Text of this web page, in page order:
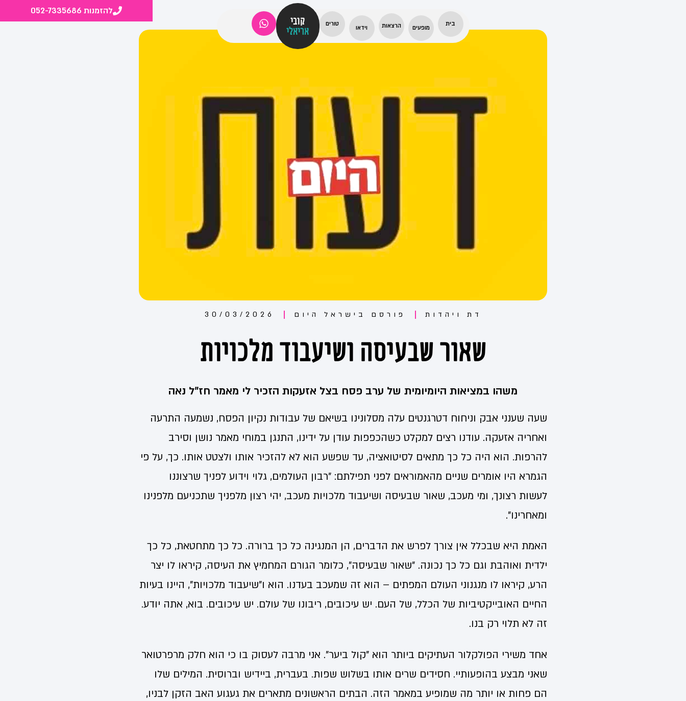
בית
מופעים הרצאות וידאו
טורים
קובי
אריאלי
להזמנות 052-7335686
דת ויהדות פורסם ב ישראל היום 30/03/2026
שאור שבעיסה ושיעבוד מלכויות
משהו במציאות היומיומית של ערב פסח בצל אזעקות הזכיר לי מאמר חז"ל נאה
שעה שענני אבק וניחוח דטרגנטים עלה מסלונינו בשיאם של עבודות נקיון הפסח, נשמעה התרעה
ואחריה אזעקה. עודנו רצים למקלט כשהכפפות עודן על ידינו, התנגן במוחי מאמר נושן וסירב
להרפות. הוא היה כל כך מתאים לסיטואציה, עד שפשע הוא לא להזכיר אותו ולצטט אותו. כך, על פי
הגמרא היו אומרים שניים מהאמוראים לפני תפילתם: "רבון העולמים, גלוי וידוע לפניך שרצוננו
לעשות רצונך, ומי מעכב, שאור שבעיסה ושיעבוד מלכויות מעכב, יהי רצון מלפניך שתכניעם מלפנינו
ומאחרינו".
האמת היא שבכלל אין צורך לפרש את הדברים, הן המנגינה כל כך ברורה. כל כך מתחטאת, כל כך
ילדית ואוהבת וגם כל כך נכונה. "שאור שבעיסה", כלומר הגורם המחמיץ את העיסה, קיראו לו יצר
הרע, קיראו לו מנגנוני העולם המפתים – הוא זה שמעכב בעדנו. הוא ו"שיעבוד מלכויות", היינו בעיות
החיים האובייקטיביות של הכלל, של העם. יש עיכובים, ריבונו של עולם. יש עיכובים. בוא, אתה יודע.
זה לא תלוי רק בנו.
אחד משירי הפולקלור העתיקים ביותר הוא "קול ביער". אני מרבה לעסוק בו כי הוא חלק מרפרטואר
שאני מבצע בהופעותיי. חסידים שרים אותו בשלוש שפות. בעברית, ביידיש וברוסית. המילים שלו
הם פחות או יותר מה שמופיע במאמר הזה. הבתים הראשונים מתארים את געגוע האב הזקן לבניו,